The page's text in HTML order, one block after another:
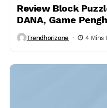
Review Block
DANA, Game
Trendhorizone 4 Mins